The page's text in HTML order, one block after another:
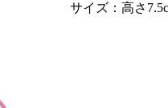
サイズ：高さ